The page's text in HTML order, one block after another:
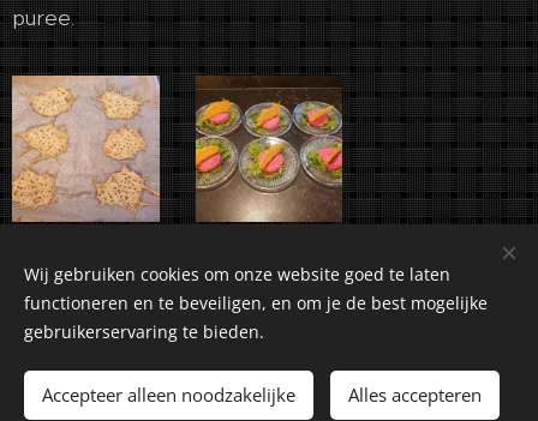
puree.
©2018-2026 Kuiranto Culinary Creations. Oosseldstraat 8,
Cookies
Wij gebruiken cookies om onze website goed te laten
functioneren en te beveiligen, en om je de best mogelijke
gebruikerservaring te bieden.
Accepteer alleen noodzakelijke Alles accepteren